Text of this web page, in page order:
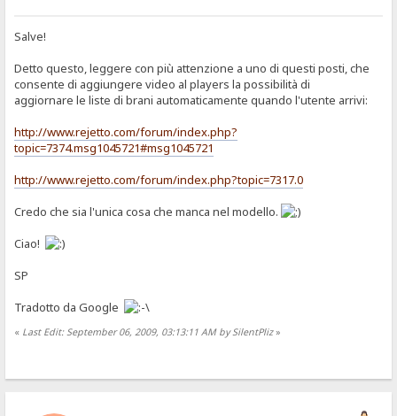
Salve!
Detto questo, leggere con più attenzione a uno di questi posti, che
consente di aggiungere video al players la possibilità di
aggiornare le liste di brani automaticamente quando l'utente arrivi:
http://www.rejetto.com/forum/index.php?
topic=7374.msg1045721#msg1045721
http://www.rejetto.com/forum/index.php?topic=7317.0
Credo che sia l'unica cosa che manca nel modello.
Ciao!
SP
Tradotto da Google
« Last Edit: September 06, 2009, 03:13:11 AM by SilentPliz»